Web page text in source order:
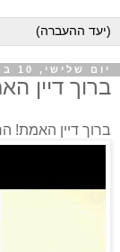
יום שלישי, 10 במרץ 2015
ברוך דיין
ברוך דיין האמת!